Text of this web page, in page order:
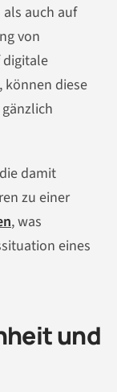
auch auf
von
digitale
können diese
damit
zu einer
, was
eines
und